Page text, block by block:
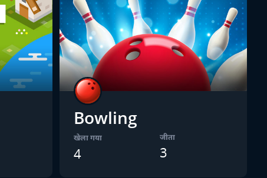
Bowling
खेला गया
4
जीता
3